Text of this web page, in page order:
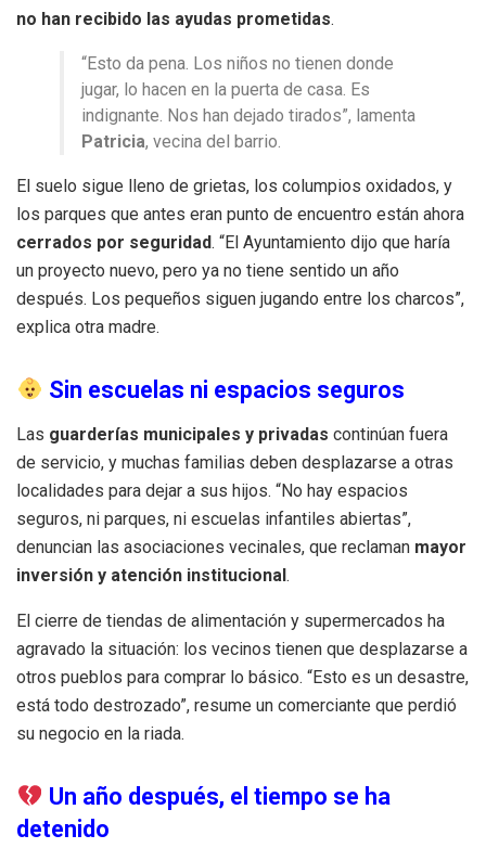
no han recibido las ayudas prometidas.
“Esto da pena. Los niños no tienen donde
jugar, lo hacen en la puerta de casa. Es
indignante. Nos han dejado tirados”, lamenta
Patricia, vecina del barrio.
El suelo sigue lleno de grietas, los columpios oxidados, y
los parques que antes eran punto de encuentro están ahora
cerrados por seguridad. “El Ayuntamiento dijo que haría
un proyecto nuevo, pero ya no tiene sentido un año
después. Los pequeños siguen jugando entre los charcos”,
explica otra madre.
Sin escuelas ni espacios seguros
Las guarderías municipales y privadas continúan fuera
de servicio, y muchas familias deben desplazarse a otras
localidades para dejar a sus hijos. “No hay espacios
seguros, ni parques, ni escuelas infantiles abiertas”,
denuncian las asociaciones vecinales, que reclaman mayor
inversión y atención institucional.
El cierre de tiendas de alimentación y supermercados ha
agravado la situación: los vecinos tienen que desplazarse a
otros pueblos para comprar lo básico. “Esto es un desastre,
está todo destrozado”, resume un comerciante que perdió
su negocio en la riada.
Un año después, el tiempo se ha
detenido